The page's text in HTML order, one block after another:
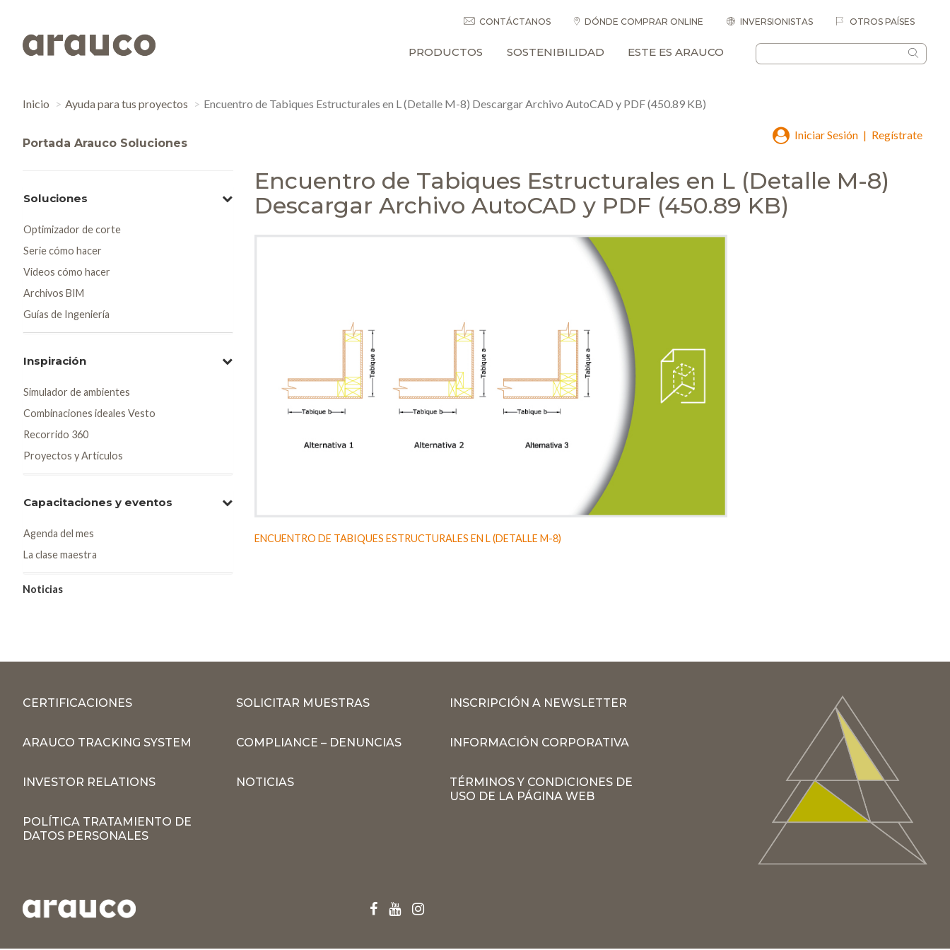
CONTÁCTANOS DÓNDE COMPRAR ONLINE INVERSIONISTAS OTROS PAÍSES
PRODUCTOS SOSTENIBILIDAD ESTE ES ARAUCO
Inicio Ayuda para tus proyectos Encuentro de Tabiques Estructurales en L (Detalle M-8) Descargar Archivo AutoCAD y PDF (450.89 KB)
Portada Arauco Soluciones
Soluciones
Optimizador de corte
Serie cómo hacer
Videos cómo hacer
Archivos BIM
Guías de Ingeniería
Inspiración
Simulador de ambientes
Combinaciones ideales Vesto
Recorrido 360
Proyectos y Artículos
Capacitaciones y eventos
Agenda del mes
La clase maestra
Noticias
Iniciar Sesión | Regístrate
Encuentro de Tabiques Estructurales en L (Detalle M-8)
Descargar Archivo AutoCAD y PDF (450.89 KB)
ENCUENTRO DE TABIQUES ESTRUCTURALES EN L (DETALLE M-8)
CERTIFICACIONES SOLICITAR MUESTRAS INSCRIPCIÓN A NEWSLETTER
ARAUCO TRACKING SYSTEM COMPLIANCE – DENUNCIAS INFORMACIÓN CORPORATIVA
INVESTOR RELATIONS NOTICIAS
TÉRMINOS Y CONDICIONES DE
USO DE LA PÁGINA WEB
POLÍTICA TRATAMIENTO DE
DATOS PERSONALES